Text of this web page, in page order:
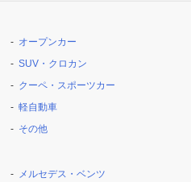
オープンカー
SUV・クロカン
クーペ・スポーツカー
軽自動車
その他
メルセデス・ベンツ